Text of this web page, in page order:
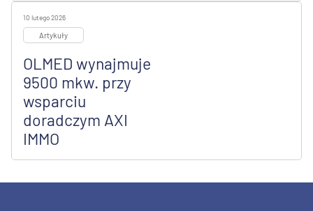
10 lutego 2026
Artykuły
OLMED wynajmuje
9500 mkw. przy
wsparciu
doradczym AXI
IMMO